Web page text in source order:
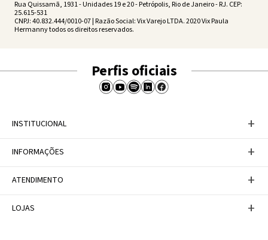
Rua Quissamã, 1931 - Unidades 19 e 20 - Petrópolis, Rio de Janeiro - RJ. CEP:
25.615-531
CNPJ: 40.832.444/0010-07 | Razão Social: Vix Varejo LTDA. 2020 Vix Paula
Hermanny todos os direitos reservados.
Perfis oficiais
INSTITUCIONAL +
A Marca
Trabalhe conosco
INFORMAÇÕES +
Política de Privacidade
Tabela de Medidas
ATENDIMENTO +
Personal Shopper
LOJAS +